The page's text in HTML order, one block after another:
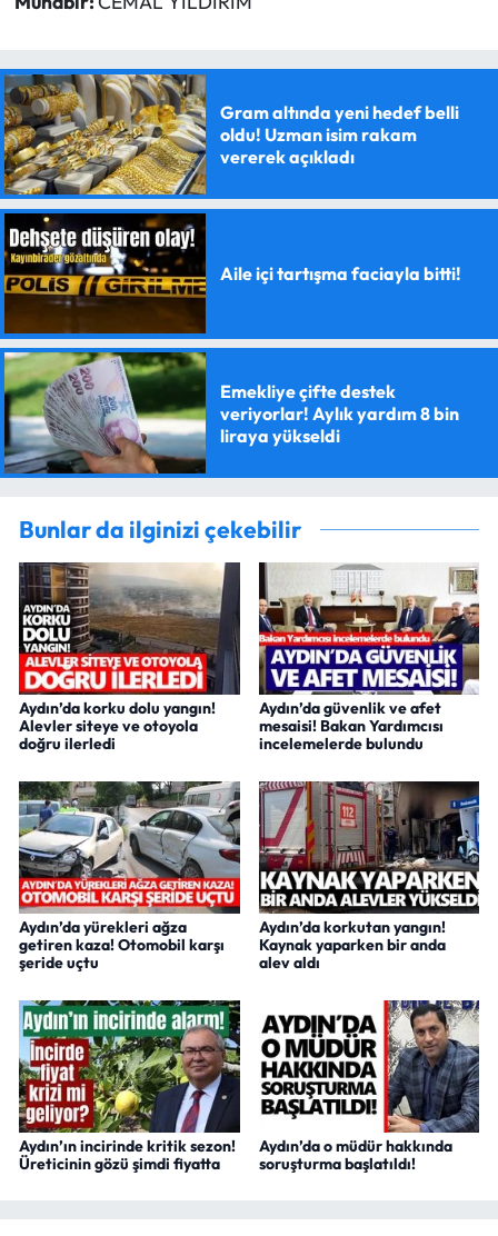
Gram altında yeni hedef belli
oldu! Uzman isim rakam
vererek açıkladı
Aile içi tartışma faciayla bitti!
Emekliye çifte destek
veriyorlar! Aylık yardım 8 bin
liraya yükseldi
Bunlar da ilginizi çekebilir
Aydın’da korku dolu yangın!
Alevler siteye ve otoyola
doğru ilerledi
Aydın’da güvenlik ve afet
mesaisi! Bakan Yardımcısı
incelemelerde bulundu
Aydın’da yürekleri ağza
getiren kaza! Otomobil karşı
şeride uçtu
Aydın’da korkutan yangın!
Kaynak yaparken bir anda
alev aldı
Aydın’ın incirinde kritik sezon!
Üreticinin gözü şimdi fiyatta
Aydın’da o müdür hakkında
soruşturma başlatıldı!